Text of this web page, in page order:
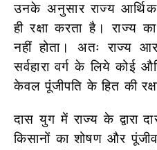
उनके अनुसार राज्य आर्थिक
ही रक्षा करता है। राज्य
नहीं होता। अतः राज्य
सर्वहारा वर्ग के लिये कोई
केवल पूंजीपति के हित की
दास युग में राज्य के द्वारा
किसानों का शोषण और